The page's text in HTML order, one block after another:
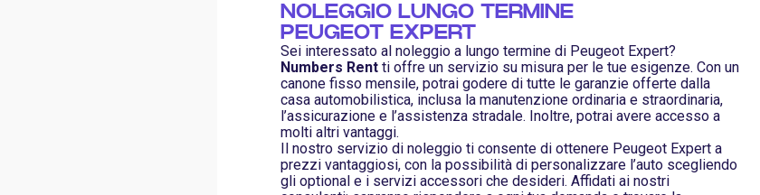
NOLEGGIO LUNGO TERMINE
PEUGEOT EXPERT
Sei interessato al noleggio a lungo termine di Peugeot Expert?
Numbers Rent ti offre un servizio su misura per le tue esigenze. Con un
canone fisso mensile, potrai godere di tutte le garanzie offerte dalla
casa automobilistica, inclusa la manutenzione ordinaria e straordinaria,
l’assicurazione e l’assistenza stradale. Inoltre, potrai avere accesso a
molti altri vantaggi.
Il nostro servizio di noleggio ti consente di ottenere Peugeot Expert a
prezzi vantaggiosi, con la possibilità di personalizzare l’auto scegliendo
gli optional e i servizi accessori che desideri. Affidati ai nostri